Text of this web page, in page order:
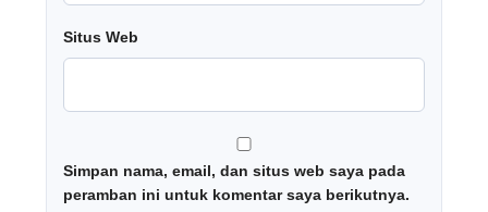
Situs Web
Simpan nama, email, dan situs web saya pada
peramban ini untuk komentar saya berikutnya.